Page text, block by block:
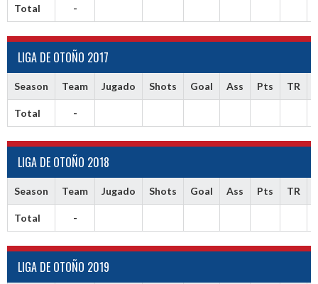
Total -
LIGA DE OTOÑO 2017
Season Team Jugado Shots Goal Ass Pts TR
Total -
LIGA DE OTOÑO 2018
Season Team Jugado Shots Goal Ass Pts TR
Total -
LIGA DE OTOÑO 2019